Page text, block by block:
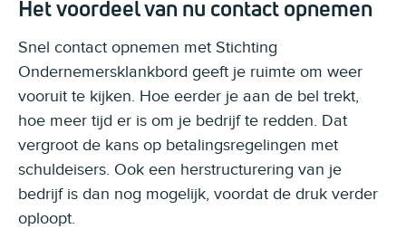
Het voordeel van nu contact opnemen
Snel contact opnemen met Stichting
Ondernemersklankbord geeft je ruimte om weer
vooruit te kijken. Hoe eerder je aan de bel trekt,
hoe meer tijd er is om je bedrijf te redden. Dat
vergroot de kans op betalingsregelingen met
schuldeisers. Ook een herstructurering van je
bedrijf is dan nog mogelijk, voordat de druk verder
oploopt.